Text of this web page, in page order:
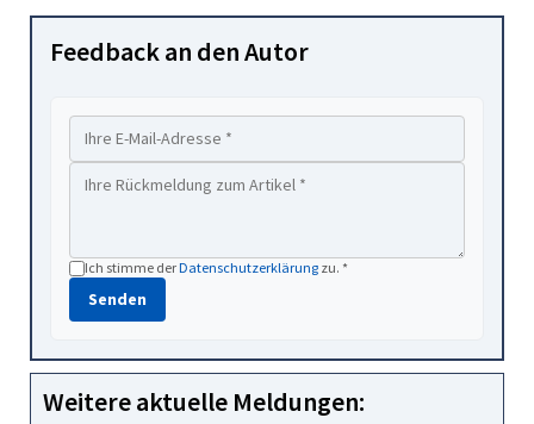
Feedback an den Autor
Ich stimme derDatenschutzerklärung zu. *
Senden
Weitere aktuelle Meldungen: